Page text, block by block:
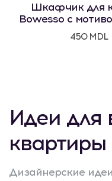
Шкафчик для
Bowesso с
450 MDL
Идеи для
квартиры
Дизайнерские